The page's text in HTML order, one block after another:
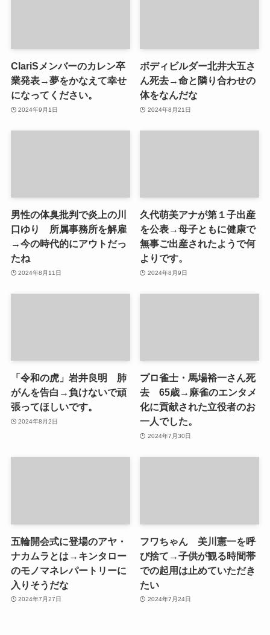
ClariSメンバーのカレン卒
業発表→夢をかなえて幸せ
になってください。
2024年9月1日
ボディビルダー北井大五さ
ん死去→命と隣り合わせの
体をなんだな
2024年8月21日
男性の体臭批判で炎上の川
口ゆり 所属事務所を解雇
→今の時代的にアウトだっ
たね
2024年8月11日
久代萌美アナが第１子出産
を公表→母子ともに健康で
無事ご出産されたようで何
よりです。
2024年8月9日
「令和の虎」岩井良明 肺
がんを告白→負けないで頑
張ってほしいです。
2024年8月2日
プロ雀士・馬場裕一さん死
去 65歳→麻雀のエンタメ
化に貢献された立役者のお
一人でした。
2024年7月30日
五輪開会式に登場のアヤ・
ナカムラとは→キンタロー
のモノマネレパートリーに
入りそうだな
2024年7月27日
フワちゃん 美川憲一を呼
び捨て→子供が観る時間帯
での起用は止めていただき
たい
2024年7月24日